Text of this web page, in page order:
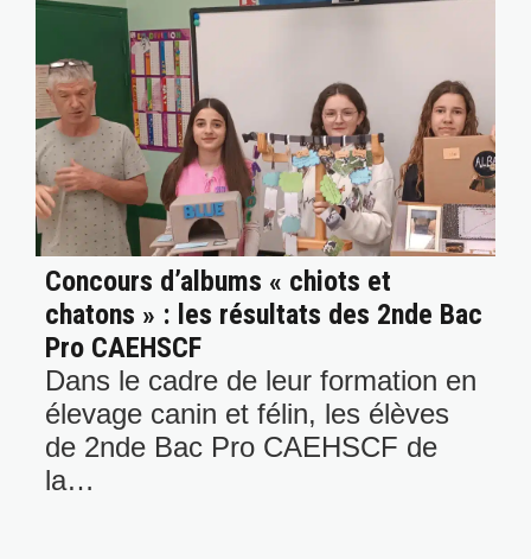
Concours d’albums « chiots et
chatons » : les résultats des 2nde Bac
Pro CAEHSCF
Dans le cadre de leur formation en
élevage canin et félin, les élèves
de 2nde Bac Pro CAEHSCF de
la…